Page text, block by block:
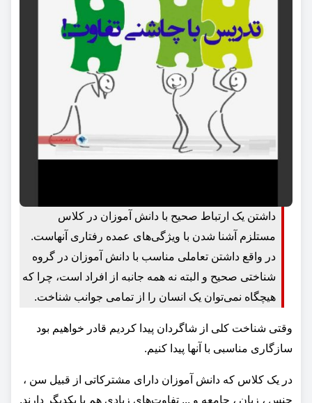
داشتن یک ارتباط صحیح با دانش آموزان در کلاس
مستلزم آشنا شدن با ویژگی‌های عمده رفتاری آنهاست.
در واقع داشتن تعاملی مناسب با دانش آموزان در گروه
شناختی صحیح و البته نه همه جانبه از افراد است، چرا که
هیچگاه نمی‌توان یک انسان را از تمامی جوانب شناخت.
وقتی شناخت کلی از شاگردان پیدا کردیم قادر خواهیم بود
سازگاری مناسبی با آنها پیدا کنیم.
در یک کلاس که دانش آموزان دارای مشترکاتی از قبیل سن ،
جنس ، زبان ، جامعه و ... تفاوت‌های زیادی هم با یکدیگر دارند.